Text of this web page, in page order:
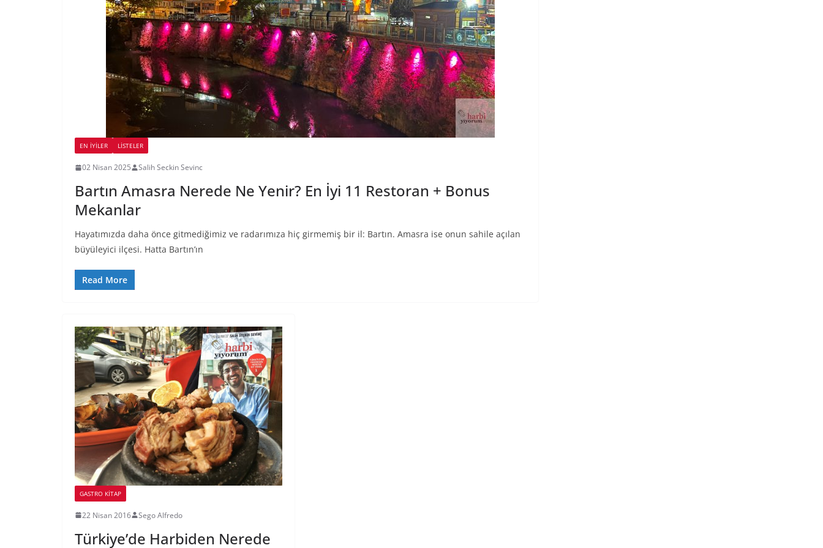
EN İYILER LİSTELER
02 Nisan 2025 Salih Seckin Sevinc
Bartın Amasra Nerede Ne Yenir? En İyi 11 Restoran + Bonus
Mekanlar
Hayatımızda daha önce gitmediğimiz ve radarımıza hiç girmemiş bir il: Bartın. Amasra ise onun sahile açılan
büyüleyici ilçesi. Hatta Bartın’ın
Read More
GASTRO KITAP
22 Nisan 2016 Sego Alfredo
Türkiye’de Harbiden Nerede